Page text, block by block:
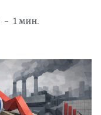
1 мин.